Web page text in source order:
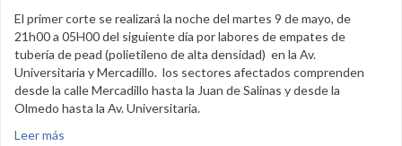
El primer corte se realizará la noche del martes 9 de mayo, de
21h00 a 05H00 del siguiente día por labores de empates de
tubería de pead (polietileno de alta densidad) en la Av.
Universitaria y Mercadillo. los sectores afectados comprenden
desde la calle Mercadillo hasta la Juan de Salinas y desde la
Olmedo hasta la Av. Universitaria.
Leer más